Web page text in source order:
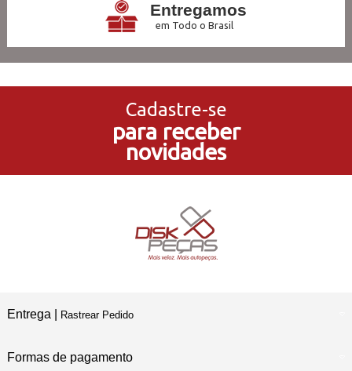
Entregamos
em Todo o Brasil
no Cartão de Crédito
5% de Desconto
no Pagamento PIX
Em Nossas Lojas Físicas
Cadastre-se
para receber
novidades
Entrega | Rastrear Pedido
Formas de pagamento